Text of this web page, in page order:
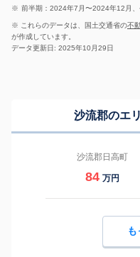
※ 前半期：2024年7月〜2024年12月
※ これらのデータは、国土交通省の不
が作成しています。
データ更新日: 2025年10月29日
沙流郡のエ
沙流郡日高町
84 万円
も